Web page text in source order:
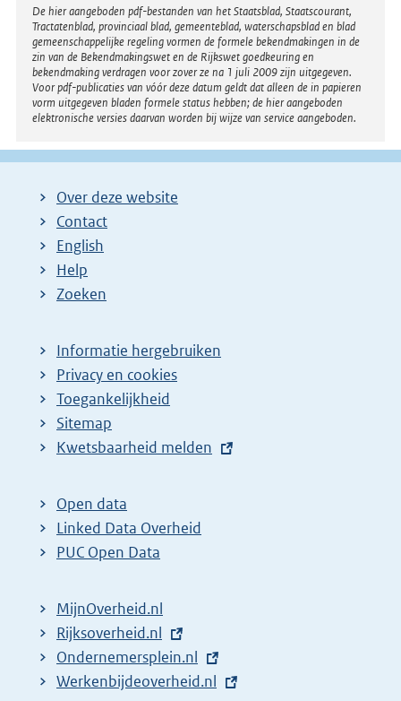
Disclaimer
De hier aangeboden pdf-bestanden van het Staatsblad, Staatscourant,
Tractatenblad, provinciaal blad, gemeenteblad, waterschapsblad en blad
gemeenschappelijke regeling vormen de formele bekendmakingen in de
zin van de Bekendmakingswet en de Rijkswet goedkeuring en
bekendmaking verdragen voor zover ze na 1 juli 2009 zijn uitgegeven.
Voor pdf-publicaties van vóór deze datum geldt dat alleen de in papieren
vorm uitgegeven bladen formele status hebben; de hier aangeboden
elektronische versies daarvan worden bij wijze van service aangeboden.
Over deze website
Contact
English
Help
Zoeken
Informatie hergebruiken
Privacy en cookies
Toegankelijkheid
Sitemap
E
t
e
r
l
i
n
k
Kwetsbaarheid melden
Open data
Linked Data Overheid
PUC Open Data
MijnOverheid.nl
E
x
t
Rijksoverheid.nl
E
x
Ondernemersplein.nl
E
Werkenbijdeoverheid.nl